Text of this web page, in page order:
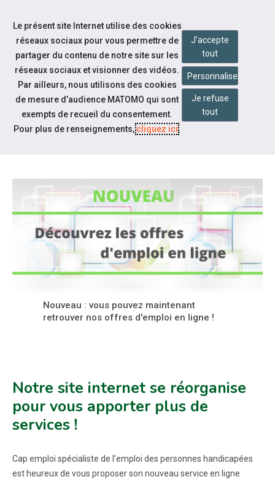
Aller au contenu
Notre actualité
NOUVEAU : RETROUVEZ NOS
Nouveau : vous pouvez maintenant
retrouver nos offres d'emploi en ligne !
Notre site internet se réorganise
pour vous apporter plus de
services !
Cap emploi spécialiste de l’emploi des personnes handicapées
est heureux de vous proposer son nouveau service en ligne
Le présent site Internet utilise des cookies
réseaux sociaux pour vous permettre de
partager du contenu de notre site sur les
réseaux sociaux et visionner des vidéos.
Par ailleurs, nous utilisons des cookies
de mesure d’audience MATOMO qui sont
exempts de recueil du consentement.
Pour plus de renseignements,cliquez ici.
J'accepte
tout
Personnaliser
Je refuse
tout